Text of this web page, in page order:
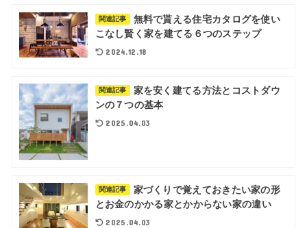
関連記事
無料で貰える住宅カタログを使い
こなし賢く家を建てる６つのステップ
2024.12.18
関連記事
家を安く建てる方法とコストダウ
ンの７つの基本
2025.04.03
関連記事
家づくりで覚えておきたい家の形
とお金のかかる家とかからない家の違い
2025.04.03